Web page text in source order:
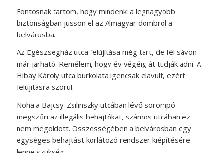
Fontosnak tartom, hogy mindenki a legnagyobb
biztonságban jusson el az Almagyar dombról a
belvárosba.
Az Egészségház utca felújítása még tart, de fél sávon
már járható. Remélem, hogy év végéig át tudják adni. A
Hibay Károly utca burkolata igencsak elavult, ezért
felújításra szorul.
Noha a Bajcsy-Zsilinszky utcában lévő sorompó
megszűri az illegális behajtókat, számos utcában ez
nem megoldott. Összességében a belvárosban egy
egységes behajtást korlátozó rendszer kiépítésére